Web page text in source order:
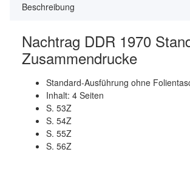
Beschreibung
Nachtrag DDR 1970
Zusammendrucke
Standard-Ausführung ohne
Inhalt: 4 Seiten
S. 53Z
S. 54Z
S. 55Z
S. 56Z